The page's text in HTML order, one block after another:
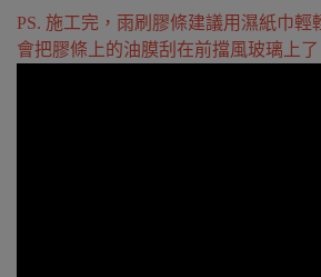
PS. 施工完，雨刷膠條建議用濕紙巾輕
會把膠條上的油膜刮在前擋風玻璃上了